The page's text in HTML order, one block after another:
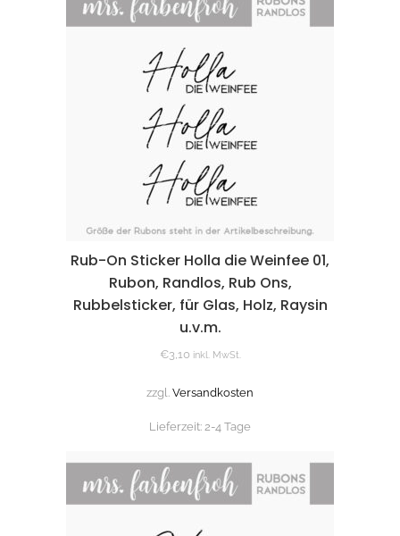
Rub-On Sticker Holla die Weinfee 01,
Rubon, Randlos, Rub Ons,
Rubbelsticker, für Glas, Holz, Raysin
u.v.m.
€3,10 inkl. MwSt.
zzgl. Versandkosten
Lieferzeit: 2-4 Tage